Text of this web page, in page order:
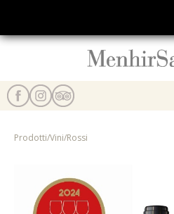
Prodotti/Vini/Rossi